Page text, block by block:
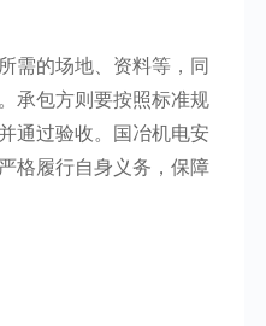
的场地、资料等，同
承包方则要按照标准规
通过验收。国冶机电安
格履行自身义务，保障